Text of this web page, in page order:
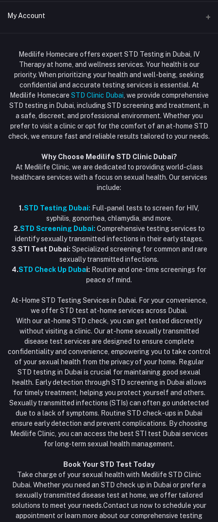
Doctor at Home
HIV Test Dubai
Blood Test Dubai
Vaccination at Home in Dubai
Injections at Home
Flash Sale
Blogs
Address
+971586670701
Email
My Account
Order History
My Wishlist
Track Order
Medilife Homecare offers expert STD Testing in Dubai, IV
Therapy at home, and wellness services. Your health is our
priority. When prioritizing your health and well-being, seeking
confidential and accurate testing services is essential. At
Medilife Homecare STD Clinic Dubai , we provide comprehensive
STD testing in Dubai, including STD screening and treatment, in
a safe, discreet, and professional environment. Whether you
prefer to visit a clinic or opt for the comfort of an at-home STD
check, we ensure fast and reliable results tailored to your needs.
Why Choose Medilife STD Clinic Dubai?
At Medilife Clinic, we are dedicated to providing world-class
healthcare services with a focus on sexual health. Our services
include:
1.STD Testing Dubai: Full-panel tests to screen for HIV,
syphilis, gonorrhea, chlamydia, and more.
2.STD Screening Dubai: Comprehensive testing services to
identify sexually transmitted infections in their early stages.
3.STI Test Dubai: Specialized screening for common and rare
sexually transmitted infections.
4.STD Check Up Dubai: Routine and one-time screenings for
peace of mind.
At-Home STD Testing Services in Dubai. For your convenience,
we offer STD test at-home services across Dubai.
With our at-home STD check, you can get tested discreetly
without visiting a clinic. Our at-home sexually transmitted
disease test services are designed to ensure complete
confidentiality and convenience, empowering you to take control
of your sexual health from the privacy of your home. Regular
STD testing in Dubai is crucial for maintaining good sexual
health. Early detection through STD screening in Dubai allows
for timely treatment, helping you protect yourself and others.
Sexually transmitted infections (STIs) can often go undetected
due to a lack of symptoms. Routine STD check-ups in Dubai
ensure early detection and prevent complications. By choosing
Medilife Clinic, you can access the best STI test Dubai services
for long-term sexual health management.
Book Your STD Test Today
Take charge of your sexual health with Medilife STD Clinic
Dubai. Whether you need an STD check up in Dubai or prefer a
sexually transmitted disease test at home, we offer tailored
solutions to meet your needs.Contact us now to schedule your
appointment or learn more about our comprehensive testing